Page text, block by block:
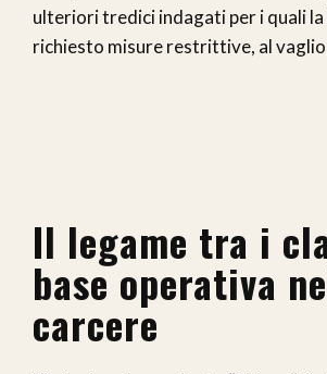
ulteriori tredici indagati per i quali la
richiesto misure restrittive, al vaglio
Il legame tra i
base operativa
carcere